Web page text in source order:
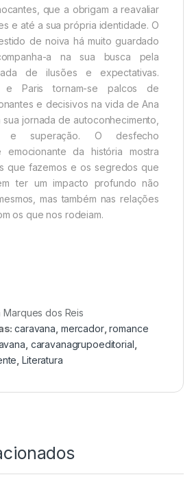
que a obrigam a reavaliar
e até a sua própria identidade. O
de noiva há muito guardado
a na sua busca pela
de ilusões e expectativas.
e Paris tornam-se palcos de
e decisivos na vida de Ana
jornada de autoconhecimento,
e superação. O desfecho
emocionante da história mostra
que fazemos e os segredos que
ter um impacto profundo não
mas também nas relações
os que nos rodeiam.
Marques dos Reis
caravana mercador,romance
caravanagrupoeditorial
,Literatura